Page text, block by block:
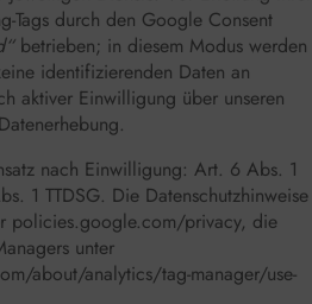
Tags durch den Google Consent
betrieben; in diesem Modus werden
identifizierenden Daten an
aktiver Einwilligung über unseren
nach Einwilligung: Art. 6 Abs. 1
1 TTDSG. Die Datenschutzhinweise
policies.google.com/privacy, die
unter
about/analytics/tag-manager/use-